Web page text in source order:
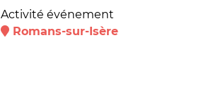
Activité événement
Romans-sur-Isère